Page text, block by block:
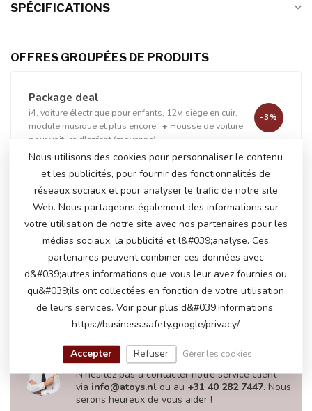
SPÉCIFICATIONS
OFFRES GROUPÉES DE PRODUITS
Package deal
i4, voiture électrique pour enfants, 12v, siège en cuir,
module musique et plus encore ! + Housse de voiture
pour voiture d'enfant (moyenne)
-3%
+
€258,95
€251,50
AVEZ-VOUS DES QUESTIONS SUR CE
PRODUIT?
N'hésitez pas à contacter notre service client
via info@atoys.nl ou au +31 40 282 7447. Nous
serons heureux de vous aider !
Nous utilisons des cookies pour personnaliser le contenu
et les publicités, pour fournir des fonctionnalités de
réseaux sociaux et pour analyser le trafic de notre site
Web. Nous partageons également des informations sur
votre utilisation de notre site avec nos partenaires pour les
médias sociaux, la publicité et l&#039;analyse. Ces
partenaires peuvent combiner ces données avec
d&#039;autres informations que vous leur avez fournies ou
qu&#039;ils ont collectées en fonction de votre utilisation
de leurs services. Voir pour plus d&#039;informations:
https://business.safety.google/privacy/
Accepter Refuser Gérer les cookies